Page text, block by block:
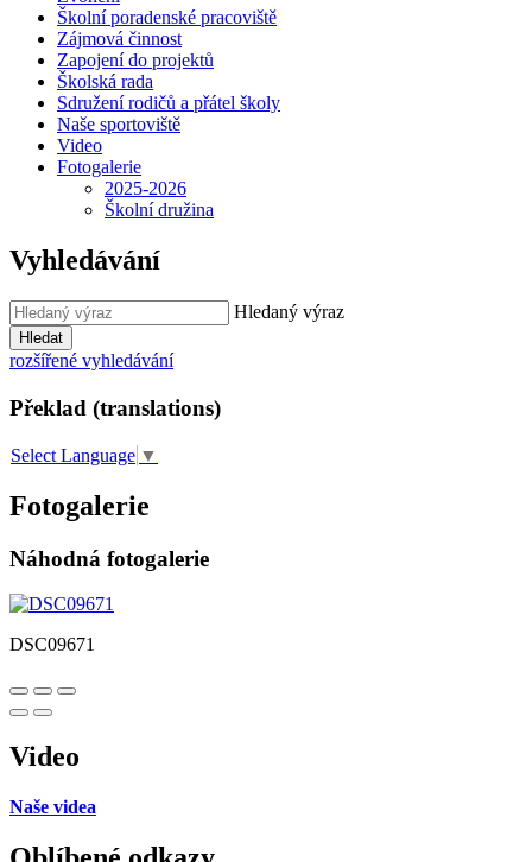
Školní poradenské pracoviště
Zájmová činnost
Zapojení do projektů
Školská rada
Sdružení rodičů a přátel školy
Naše sportoviště
Video
Fotogalerie
2025-2026
Školní družina
Vyhledávání
Hledaný výraz
Hledat
rozšířené vyhledávání
Překlad (translations)
Select Language ▼
Fotogalerie
Náhodná fotogalerie
DSC09671
Video
Naše videa